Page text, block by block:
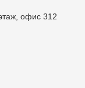
офис 312